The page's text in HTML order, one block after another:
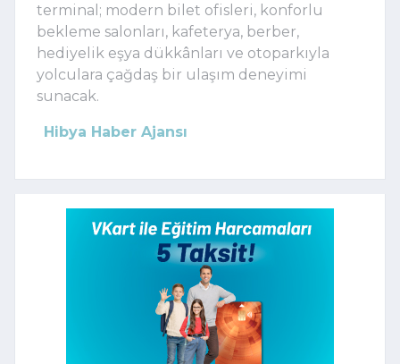
terminal; modern bilet ofisleri, konforlu
bekleme salonları, kafeterya, berber,
hediyelik eşya dükkânları ve otoparkıyla
yolculara çağdaş bir ulaşım deneyimi
sunacak.
Hibya Haber Ajansı